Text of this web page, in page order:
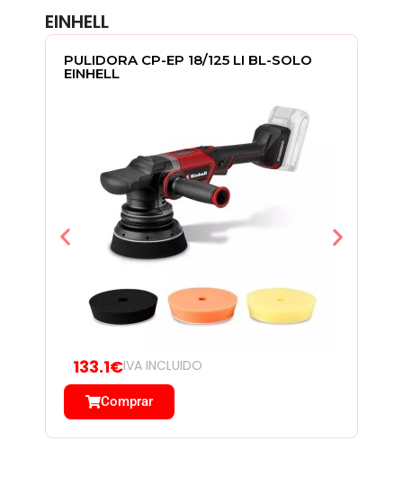
EINHELL
PULIDORA CP-EP 18/125 LI BL-SOLO
EINHELL
133.1€IVA INCLUIDO
Comprar